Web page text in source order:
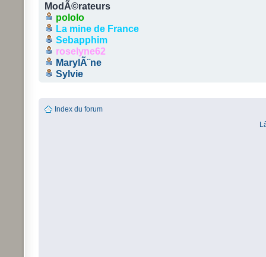
ModÃ©rateurs
pololo
La mine de France
Sebapphim
roselyne62
MarylÃ¨ne
Sylvie
Index du forum